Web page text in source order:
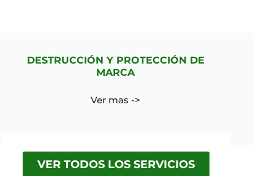
DESTRUCCIÓN Y PROTECCIÓN DE
MARCA
Ver mas ->
VER TODOS LOS SERVICIOS